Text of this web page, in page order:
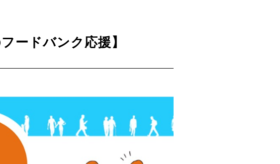
ードバンク応援】